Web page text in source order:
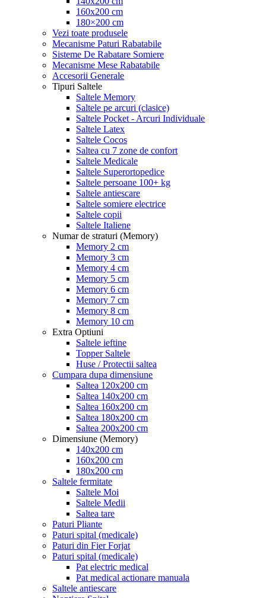
160x200 cm
180×200 cm
Vezi toate produsele
Mecanisme Paturi Rabatabile
Sisteme De Rabatare Somiere
Mecanisme Mese Rabatabile
Accesorii Generale
Tipuri Saltele
Saltele Memory
Saltele pe arcuri (clasice)
Saltele Pocket - Arcuri Individuale
Saltele Latex
Saltele Cocos
Saltea cu 7 zone de confort
Saltele Medicale
Saltele Superortopedice
Saltele persoane 100+ kg
Saltele antiescare
Saltele somiere electrice
Saltele copii
Saltele Italiene
Numar de straturi (Memory)
Memory 2 cm
Memory 3 cm
Memory 4 cm
Memory 5 cm
Memory 6 cm
Memory 7 cm
Memory 8 cm
Memory 10 cm
Extra Optiuni
Saltele ieftine
Topper Saltele
Huse / Protectii saltea
Cumpara dupa dimensiune
Saltea 120x200 cm
Saltea 140x200 cm
Saltea 160x200 cm
Saltea 180x200 cm
Saltea 200x200 cm
Dimensiune (Memory)
140x200 cm
160x200 cm
180x200 cm
Saltele fermitate
Saltele Moi
Saltele Medii
Saltea tare
Paturi Pliante
Paturi spital (medicale)
Paturi din Fier Forjat
Paturi spital (medicale)
Pat electric medical
Pat medical actionare manuala
Saltele antiescare